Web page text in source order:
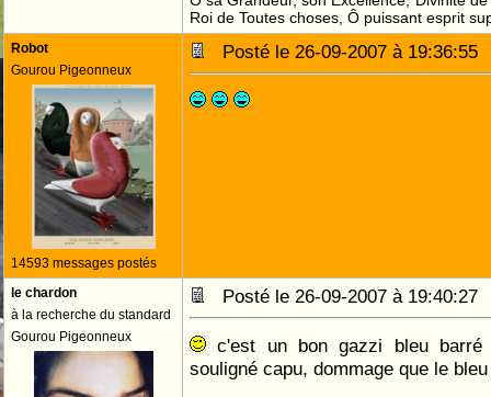
Roi de Toutes choses, Ô puissant esprit
Robot
Gourou Pigeonneux
14593 messages postés
Posté le 26-09-2007 à
le chardon
à la recherche du standard
Gourou Pigeonneux
Posté le 26-09-2007 à
c'est un bon gazzi bleu barré
souligné capu, dommage que le